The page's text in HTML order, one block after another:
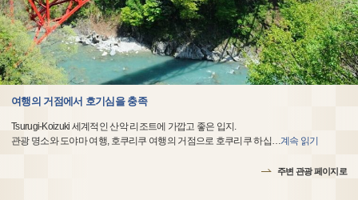
여행의 거점에서 호기심을 충족
Tsurugi-Koizuki 세계적인 산악 리조트에 가깝고 좋은 입지.
관광 명소와 도야마 여행, 호쿠리쿠 여행의 거점으로 호쿠리쿠 하십… 계속 읽기
주변 관광 페이지로